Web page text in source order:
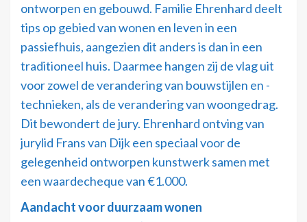
ontworpen en gebouwd. Familie Ehrenhard deelt
tips op gebied van wonen en leven in een
passiefhuis, aangezien dit anders is dan in een
traditioneel huis. Daarmee hangen zij de vlag uit
voor zowel de verandering van bouwstijlen en -
technieken, als de verandering van woongedrag.
Dit bewondert de jury. Ehrenhard ontving van
jurylid Frans van Dijk een speciaal voor de
gelegenheid ontworpen kunstwerk samen met
een waardecheque van €1.000.
Aandacht voor duurzaam wonen